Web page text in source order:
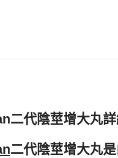
二代陰莖增大丸
二代陰莖增大丸